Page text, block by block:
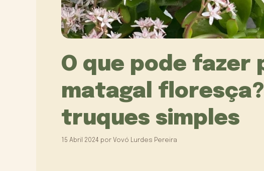
O que pode fazer
matagal
truques simples
15 Abril 2024 por Vovó Lurdes Pereira